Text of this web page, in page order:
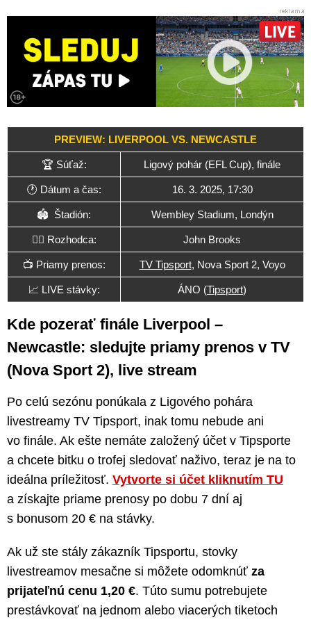
PREVIEW: LIVERPOOL VS. NEWCASTLE
🏆 Súťaž: Ligový pohár (EFL Cup), finále
🕐 Dátum a čas: 16. 3. 2025, 17:30
🏟 Štadión: Wembley Stadium, Londýn
🧑‍⚖️ Rozhodca: John Brooks
📺 Priamy prenos: TV Tipsport, Nova Sport 2, Voyo
📈 LIVE stávky: ÁNO (Tipsport)
Kde pozerať finále Liverpool –
Newcastle: sledujte priamy prenos v TV
(Nova Sport 2), live stream
Po celú sezónu ponúkala z Ligového pohára
livestreamy TV Tipsport, inak tomu nebude ani
vo finále. Ak ešte nemáte založený účet v Tipsporte
a chcete bitku o trofej sledovať naživo, teraz je na to
ideálna príležitosť. Vytvorte si účet kliknutím TU
a získajte priame prenosy po dobu 7 dní aj
s bonusom 20 € na stávky.
Ak už ste stály zákazník Tipsportu, stovky
livestreamov mesačne si môžete odomknúť za
prijateľnú cenu 1,20 €. Túto sumu potrebujete
prestávkovať na jednom alebo viacerých tiketoch